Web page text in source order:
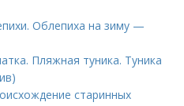
Облепиха на зиму —
Пляжная туника. Туника
старинных